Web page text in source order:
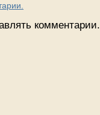
комментарии.